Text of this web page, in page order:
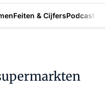
Feiten & CijfersPodcast